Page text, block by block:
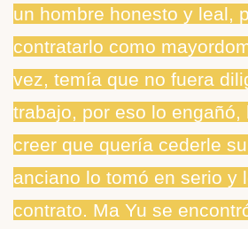
un hombre honesto y leal,
contratarlo como
vez, temía que no fuera
trabajo, por eso lo engañó,
creer que quería cederle
anciano lo tomó en serio y
contrato. Ma Yu se